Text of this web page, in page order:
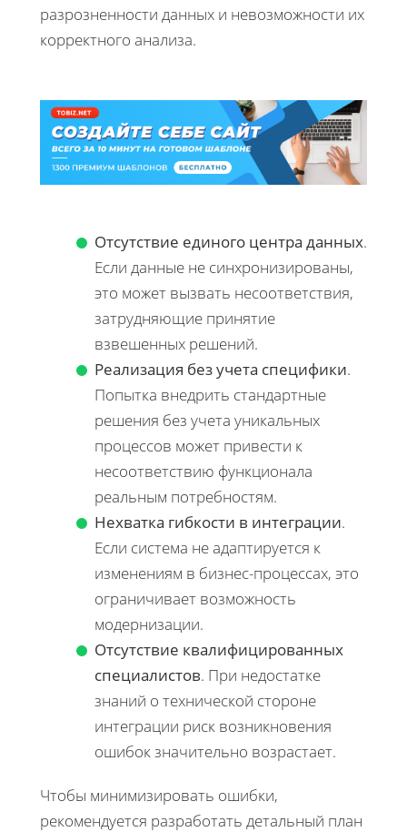
разрозненности данных и невозможности их
корректного анализа.
Отсутствие единого центра данных.
Если данные не синхронизированы,
это может вызвать несоответствия,
затрудняющие принятие
взвешенных решений.
Реализация без учета специфики.
Попытка внедрить стандартные
решения без учета уникальных
процессов может привести к
несоответствию функционала
реальным потребностям.
Нехватка гибкости в интеграции.
Если система не адаптируется к
изменениям в бизнес-процессах, это
ограничивает возможность
модернизации.
Отсутствие квалифицированных
специалистов. При недостатке
знаний о технической стороне
интеграции риск возникновения
ошибок значительно возрастает.
Чтобы минимизировать ошибки,
рекомендуется разработать детальный план